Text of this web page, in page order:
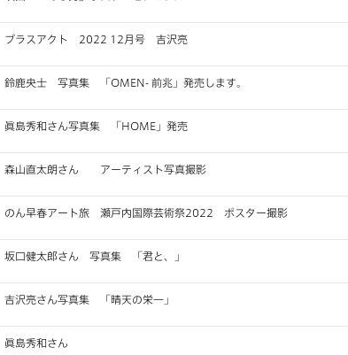
プラスアクト 2022 12月号 吉沢亮
鈴鹿央士 写真集 「OMEN- 前兆」発売します。
眞島秀和さん写真集 「HOME」発売
森山直太朗さん アーティスト写真撮影
のん早春アート旅 瀬戸内国際芸術祭2022 ポスター撮影
坂口健太郎さん 写真集 「君と、」
吉沢亮さん写真集 「晴天の栄一」
眞島秀和さん